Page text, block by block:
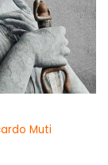
Muti